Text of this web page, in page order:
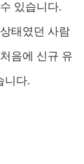
있습니다.
태였던 사람
음에 신규 유
니다.